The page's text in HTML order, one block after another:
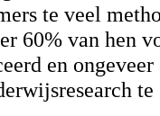
te veel
60% van hen
en